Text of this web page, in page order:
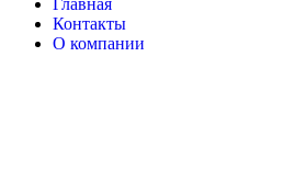
Контакты
О компании